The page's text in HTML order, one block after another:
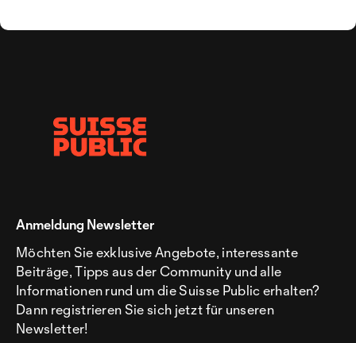
Anmeldung Newsletter
Möchten Sie exklusive Angebote, interessante
Beiträge, Tipps aus der Community und alle
Informationen rund um die Suisse Public erhalten?
Dann registrieren Sie sich jetzt für unseren
Newsletter!